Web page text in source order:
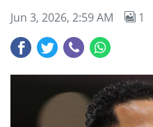
Jun 3, 2026, 2:59 AM 1